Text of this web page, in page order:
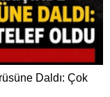
Daldı: Çok